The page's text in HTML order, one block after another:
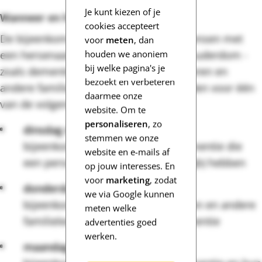
Je kunt kiezen of je
cookies accepteert
voor meten, dan
houden we anoniem
bij welke pagina's je
bezoekt en verbeteren
daarmee onze
website. Om te
personaliseren, zo
stemmen we onze
website en e-mails af
op jouw interesses. En
voor marketing, zodat
we via Google kunnen
meten welke
advertenties goed
werken.
Wanneer en hoe?
De bijeenkomsten zijn bedoeld voor mensen met
een hersenaandoening als gevolg van ouderdom -
zoals dementie - en hun partners, kinderen en
andere familieleden. Je kunt je aanmelden voor één
van de volgende bijeenkomsten:
dinsdag 4 oktober 2022
bijeenkomst voor mensen met dementie die
een persoonsgebonden budget (pgb) hebben
donderdag 20 oktober 2022
bijeenkomst voor partners, kinderen en andere
familieleden van mensen met dementie
maandag 31 oktober 2022